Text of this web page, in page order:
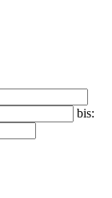
bis: